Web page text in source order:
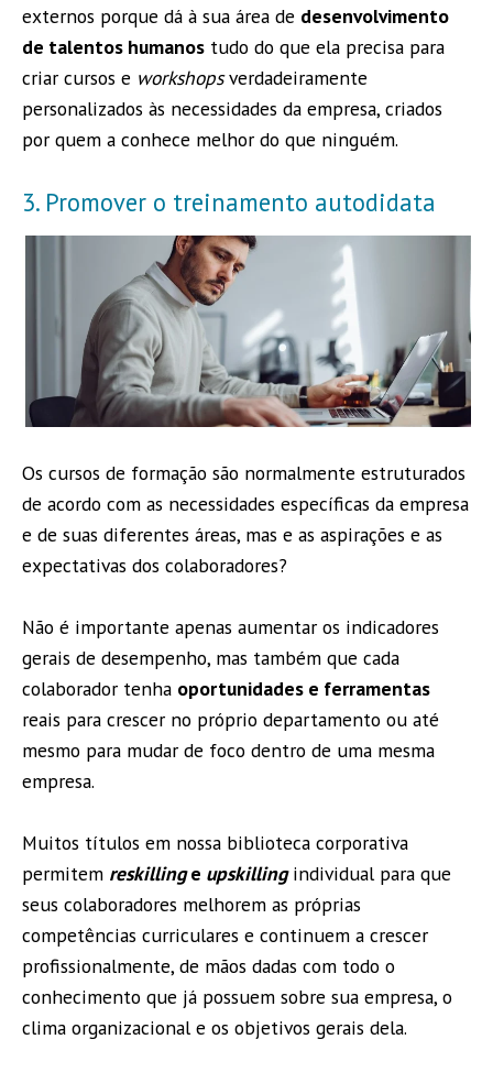
externos porque dá à sua área de desenvolvimento
de talentos humanos tudo do que ela precisa para
criar cursos e workshopsverdadeiramente
personalizados às necessidades da empresa, criados
por quem a conhece melhor do que ninguém.
3. Promover o treinamento autodidata
Os cursos de formação são normalmente estruturados
de acordo com as necessidades específicas da empresa
e de suas diferentes áreas, mas e as aspirações e as
expectativas dos colaboradores?
Não é importante apenas aumentar os indicadores
gerais de desempenho, mas também que cada
colaborador tenha oportunidades e ferramentas
reais para crescer no próprio departamento ou até
mesmo para mudar de foco dentro de uma mesma
empresa.
Muitos títulos em nossa biblioteca corporativa
permitem reskillinge upskillingindividual para que
seus colaboradores melhorem as próprias
competências curriculares e continuem a crescer
profissionalmente, de mãos dadas com todo o
conhecimento que já possuem sobre sua empresa, o
clima organizacional e os objetivos gerais dela.